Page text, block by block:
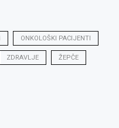
ONKOLOŠKI PACIJENTI
ZDRAVLJE ŽEPČE